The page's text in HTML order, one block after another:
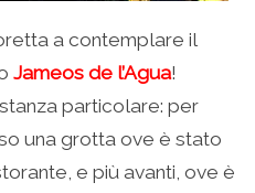
a contemplare il
Jameos de l’Agua!
particolare: per
una grotta ove è stato
e più avanti, ove è